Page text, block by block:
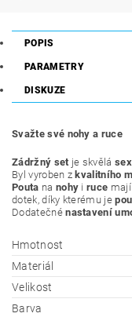
POPIS
PARAMETRY
DISKUZE
Svažte své nohy a ruce
Zádržný set je skvělá
Byl vyroben z kvalitního
Pouta na nohy iruce
dotek, díky kterému je
Dodatečnénastavení
Hmotnost
Materiál
Velikost
Barva